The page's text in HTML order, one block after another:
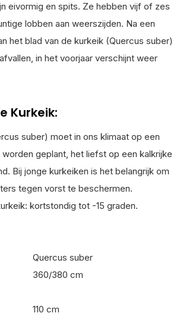
eivormig en spits. Ze hebben vijf of zes
lobben aan weerszijden. Na een
het blad van de kurkeik (Quercus suber)
in het voorjaar verschijnt weer
Kurkeik:
suber) moet in ons klimaat op een
geplant, het liefst op een kalkrijke
Bij jonge kurkeiken is het belangrijk om
tegen vorst te beschermen.
kortstondig tot -15 graden.
Quercus suber
360/380 cm
110 cm